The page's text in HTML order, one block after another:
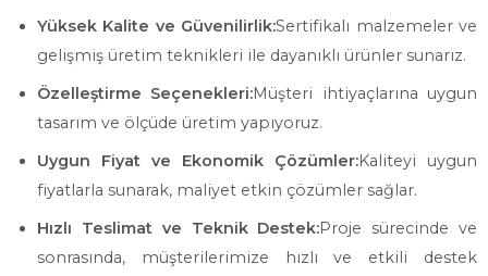
Yüksek Kalite ve Güvenilirlik:Sertifikalı malzemeler ve
gelişmiş üretim teknikleri ile dayanıklı ürünler sunarız.
Özelleştirme Seçenekleri:Müşteri ihtiyaçlarına uygun
tasarım ve ölçüde üretim yapıyoruz.
Uygun Fiyat ve Ekonomik Çözümler:Kaliteyi uygun
fiyatlarla sunarak, maliyet etkin çözümler sağlar.
Hızlı Teslimat ve Teknik Destek:Proje sürecinde ve
sonrasında, müşterilerimize hızlı ve etkili destek